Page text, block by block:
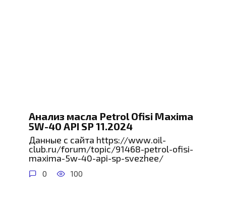
Анализ масла Petrol Ofisi Maxima
5W-40 API SP 11.2024
Данные с сайта https://www.oil-
club.ru/forum/topic/91468-petrol-ofisi-
maxima-5w-40-api-sp-svezhee/
0 100